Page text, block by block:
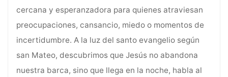
cercana y esperanzadora para quienes atraviesan
preocupaciones, cansancio, miedo o momentos de
incertidumbre. A la luz del santo evangelio según
san Mateo, descubrimos que Jesús no abandona
nuestra barca, sino que llega en la noche, habla al